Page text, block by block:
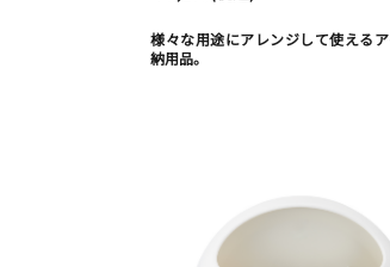
様々な用途にアレンジして使える
納用品。